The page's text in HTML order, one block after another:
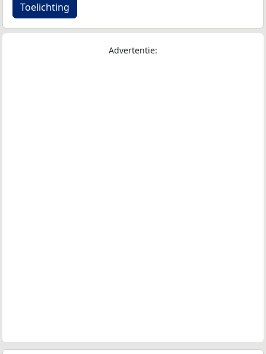
Toelichting
Advertentie: